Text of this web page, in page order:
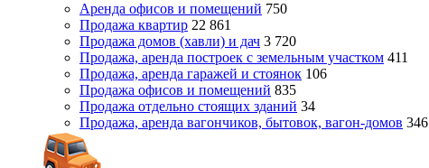
Аренда офисов и помещений 750
Продажа квартир 22 861
Продажа домов (хавли) и дач 3 720
Продажа, аренда построек с земельным участком 411
Продажа, аренда гаражей и стоянок 106
Продажа офисов и помещений 835
Продажа отдельно стоящих зданий 34
Продажа, аренда вагончиков, бытовок, вагон-домов 346